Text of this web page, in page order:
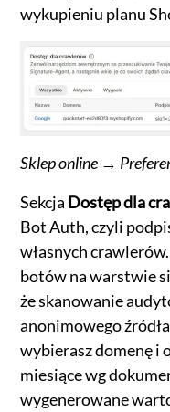
wykupieniu planu
Sklep online →
Sekcja Dostęp dla
Bot Auth, czyli
własnych
botów na warstwie
że skanowanie
anonimowego
wybierasz domenę i
miesiące wg
wygenerowane